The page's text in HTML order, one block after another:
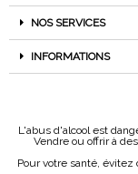
NOS SERVICES
INFORMATIONS
L'abus d'alcool est
Vendre ou offrir à
Pour votre santé,